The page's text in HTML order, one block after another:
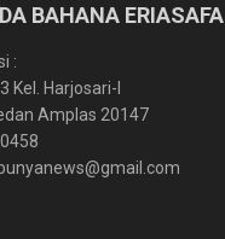
BAHANA ERIASAFA
:
Kel. Harjosari-I
Amplas 20147